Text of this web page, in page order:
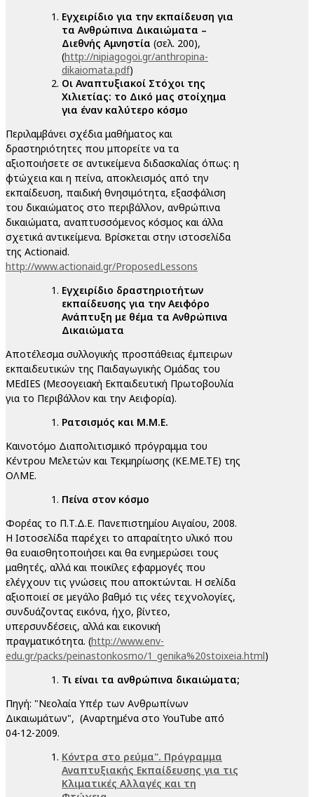
Εγχειρίδιο για την εκπαίδευση για
τα Ανθρώπινα Δικαιώματα –
Διεθνής Αμνηστία (σελ. 200),
(http://nipiagogoi.gr/anthropina-
dikaiomata.pdf)
Οι Αναπτυξιακοί Στόχοι της
Χιλιετίας: το Δικό μας στοίχημα
για έναν καλύτερο κόσμο
Περιλαμβάνει σχέδια μαθήματος και
δραστηριότητες που μπορείτε να τα
αξιοποιήσετε σε αντικείμενα διδασκαλίας όπως: η
φτώχεια και η πείνα, αποκλεισμός από την
εκπαίδευση, παιδική θνησιμότητα, εξασφάλιση
του δικαιώματος στο περιβάλλον, ανθρώπινα
δικαιώματα, αναπτυσσόμενος κόσμος και άλλα
σχετικά αντικείμενα. Βρίσκεται στην ιστοσελίδα
της Actionaid.
http://www.actionaid.gr/ProposedLessons
Εγχειρίδιο δραστηριοτήτων
εκπαίδευσης για την Αειφόρο
Ανάπτυξη με θέμα τα Ανθρώπινα
Δικαιώματα
Αποτέλεσμα συλλογικής προσπάθειας έμπειρων
εκπαιδευτικών της Παιδαγωγικής Ομάδας του
MEdIES (Μεσογειακή Εκπαιδευτική Πρωτοβουλία
για το Περιβάλλον και την Αειφορία).
Ρατσισμός και Μ.Μ.Ε.
Καινοτόμο Διαπολιτισμικό πρόγραμμα του
Κέντρου Μελετών και Τεκμηρίωσης (ΚΕ.ΜΕ.ΤΕ) της
ΟΛΜΕ.
Πείνα στον κόσμο
Φορέας το Π.Τ.Δ.Ε. Πανεπιστημίου Αιγαίου, 2008.
Η Ιστοσελίδα παρέχει το απαραίτητο υλικό που
θα ευαισθητοποιήσει και θα ενημερώσει τους
μαθητές, αλλά και ποικίλες εφαρμογές που
ελέγχουν τις γνώσεις που αποκτώνται. Η σελίδα
αξιοποιεί σε μεγάλο βαθμό τις νέες τεχνολογίες,
συνδυάζοντας εικόνα, ήχο, βίντεο,
υπερσυνδέσεις, αλλά και εικονική
πραγματικότητα. (http://www.env-
edu.gr/packs/peinastonkosmo/1_genika%20stoixeia.html)
Τι είναι τα ανθρώπινα δικαιώματα;
Πηγή: "Νεολαία Υπέρ των Ανθρωπίνων
Δικαιωμάτων", (Αναρτημένα στο YouTube από
04-12-2009.
Κόντρα στο ρεύμα". Πρόγραμμα
Αναπτυξιακής Εκπαίδευσης για τις
Κλιματικές Αλλαγές και τη